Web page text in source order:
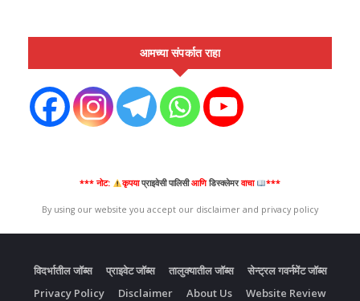
आमच्या संपर्कात राहा
*** नोट: कृपयाप्राइवेसी पालिसीआणिडिस्क्लेमर वाचा ***
By using our website you accept our disclaimer and privacy policy
विदर्भातील जॉब्स प्राइवेट जॉब्स तालुक्यातील जॉब्स
सेन्ट्रल गवर्नमेंट जॉब्स
Privacy Policy
Disclaimer About Us Website Review